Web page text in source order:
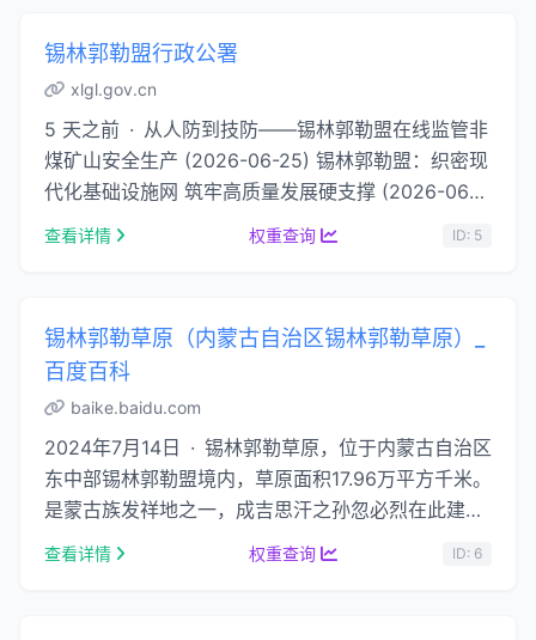
锡林郭勒盟行政公署
xlgl.gov.cn
5 天之前 · 从人防到技防——锡林郭勒盟在线监管非
煤矿山安全生产 (2026-06-25) 锡林郭勒盟：织密现
代化基础设施网 筑牢高质量发展硬支撑 (2026-06-
24) 锡林郭勒盟全面提升旅游景区服务质量 (2026-
查看详情 权重查询 ID: 5
锡林郭勒草原（内蒙古自治区锡林郭勒草原）_
百度百科
baike.baidu.com
2024年7月14日 · 锡林郭勒草原，位于内蒙古自治区
东中部锡林郭勒盟境内，草原面积17.96万平方千米。
是蒙古族发祥地之一，成吉思汗之孙忽必烈在此建立
元上都并继承帝位。 锡林郭勒草原既是国家重 …...
查看详情 权重查询 ID: 6